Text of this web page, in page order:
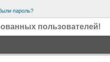
пароль?
пользователей!